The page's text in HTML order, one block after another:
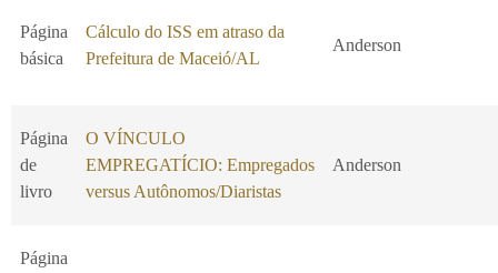
Página
básica
Cálculo do ISS em atraso da
Prefeitura de Maceió/AL
Anderson
Página
de
livro
O VÍNCULO
EMPREGATÍCIO: Empregados
versus Autônomos/Diaristas
Anderson
Página